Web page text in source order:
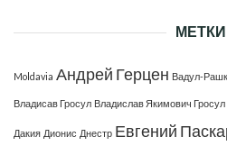
Moldavia Андрей Герцен Вадул-
Владисав Гросул Владислав Якимович Гросул
Дакия Дионис Днестр Евгений